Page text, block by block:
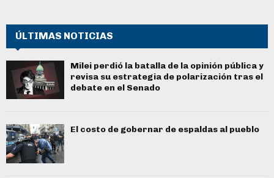
ÚLTIMAS NOTICIAS
Milei perdió la batalla de la opinión pública y
revisa su estrategia de polarización tras el
debate en el Senado
El costo de gobernar de espaldas al pueblo